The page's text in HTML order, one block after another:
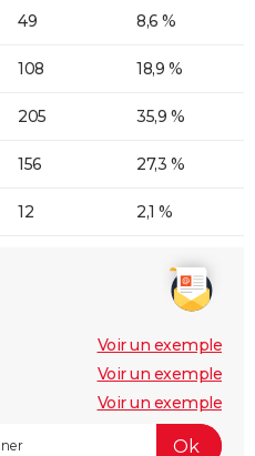
49 8,6 %
108 18,9 %
205 35,9 %
156 27,3 %
12 2,1 %
Voir un exemple
Voir un exemple
Voir un exemple